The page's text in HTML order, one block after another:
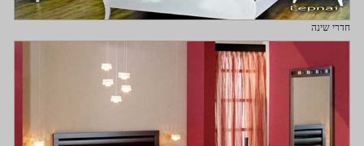
חדרי שינה